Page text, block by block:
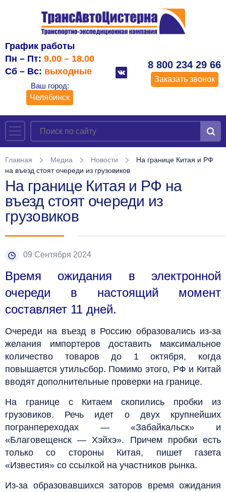
График работы
Пн – Пт: 9.00 – 18.00
Сб – Вс: выходные
Ваш город:
Челябинск
8 800 234 29 66
Заказать звонок
Главная Медиа Новости
На границе Китая и РФ
на въезд стоят очереди из грузовиков
На границе Китая и РФ на
въезд стоят очереди из
грузовиков
09 Сентября 2024
Время ожидания в электронной
очереди в настоящий момент
составляет 11 дней.
Очереди на въезд в Россию образовались из-за
желания импортеров доставить максимальное
количество товаров до 1 октября, когда
повышается утильсбор. Помимо этого, РФ и Китай
вводят дополнительные проверки на границе.
На границе с Китаем скопились пробки из
грузовиков. Речь идет о двух крупнейших
погранпереходах — «Забайкальск» и
«Благовещенск — Хэйхэ». Причем пробки есть
только со стороны Китая, пишет газета
«Известия» со ссылкой на участников рынка.
Из-за образовавшихся заторов время ожидания